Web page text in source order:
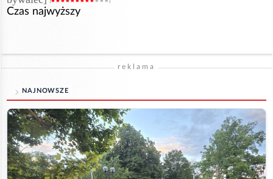
Czas najwyższy
reklama
NAJNOWSZE